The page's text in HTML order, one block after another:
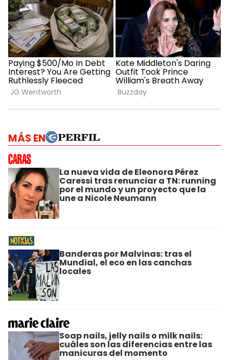
MÁS EN
La nueva vida de Eleonora Pérez
Caressi tras renunciar a TN: running
por el mundo y un proyecto que la
une a Nicole Neumann
Banderas por Malvinas: tras el
Mundial, el eco en las canchas
locales
Soap nails, jelly nails o milk nails:
cuáles son las diferencias entre las
manicuras del momento